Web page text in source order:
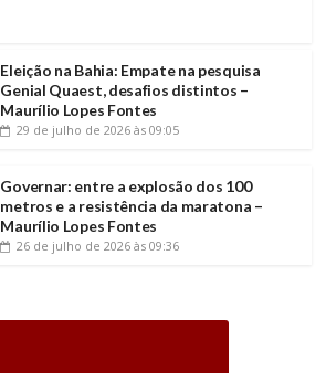
Eleição na Bahia: Empate na pesquisa
Genial Quaest, desafios distintos –
Maurílio Lopes Fontes
29 de julho de 2026 às 09:05
Governar: entre a explosão dos 100
metros e a resistência da maratona –
Maurílio Lopes Fontes
26 de julho de 2026 às 09:36